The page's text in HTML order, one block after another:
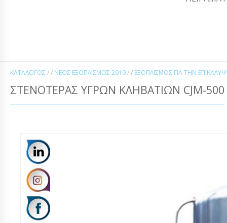
ΚΑΤΆΛΟΓΟΣ / / ΝΈΟΣ ΕΞΟΠΛΙΣΜΌΣ 2019/ / ΕΞΟΠΛΙΣΜΌΣ ΓΙΑ ΤΗΝ
ΣΤΕΝΟΤΈΡΑΣ ΥΓΡΏΝ ΚΛΗΒΑΤΙΏΝ CJM-500